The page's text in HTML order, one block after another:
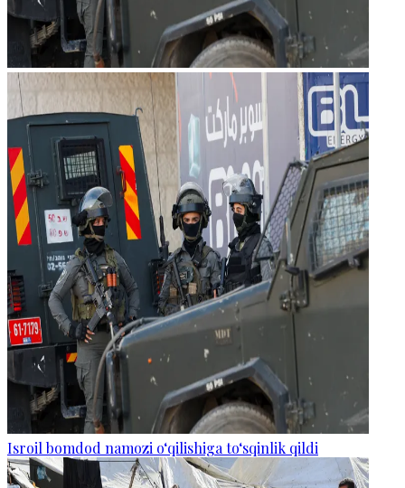
Isroil bomdod namozi o‘qilishiga to‘sqinlik qildi